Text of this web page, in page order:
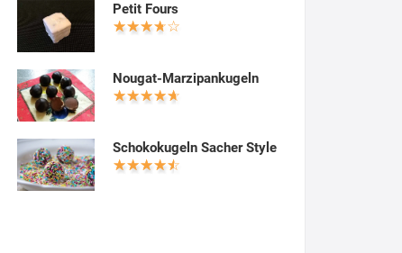
Petit Fours
Nougat-Marzipankugeln
Schokokugeln Sacher Style